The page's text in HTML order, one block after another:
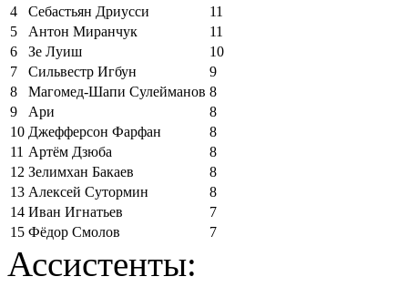
4
Себастьян Дриусси
11
5
Антон Миранчук
11
6
Зе Луиш
10
7
Сильвестр Игбун
9
8
Магомед-Шапи Сулейманов 8
9
Ари
8
10 Джефферсон Фарфан
8
11 Артём Дзюба
8
12 Зелимхан Бакаев
8
13 Алексей Сутормин
8
14 Иван Игнатьев
7
15 Фёдор Смолов 7
Ассистенты: